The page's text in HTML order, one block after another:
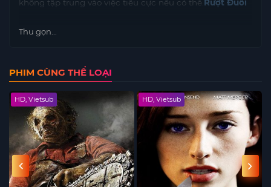
không tập trung vào việc tiêu cực nếu có thể. Rượt Đuổi
Thu gọn...
PHIM CÙNG THỂ LOẠI
HD, Vietsub HD, Vietsub